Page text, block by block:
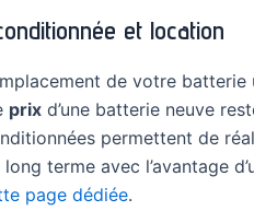
et location
de votre
prix d’une batterie neuve
permettent de
terme avec l’avantage
page dédiée.